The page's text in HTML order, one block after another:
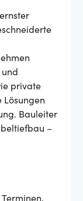
private
Bauleiter
–